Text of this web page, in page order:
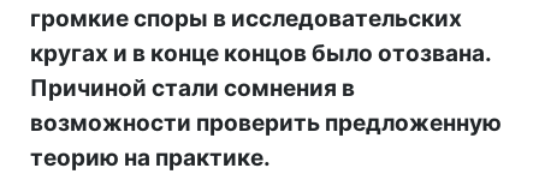
громкие споры в исследовательских
кругах и в конце концов было отозвана.
Причиной стали сомнения в
возможности проверить предложенную
теорию на практике.